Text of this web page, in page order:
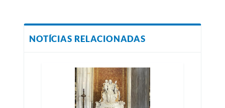
NOTÍCIAS RELACIONADAS